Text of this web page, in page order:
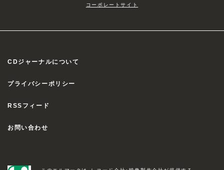
コーポレートサイト
CDジャーナルについて
プライバシーポリシー
RSSフィード
お問い合わせ